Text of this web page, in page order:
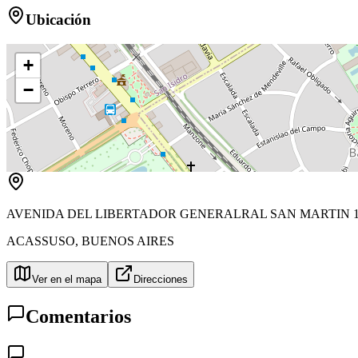
Ubicación
+
−
AVENIDA DEL LIBERTADOR GENERALRAL SAN MARTIN
ACASSUSO, BUENOS AIRES
Ver en el mapa Direcciones
Comentarios